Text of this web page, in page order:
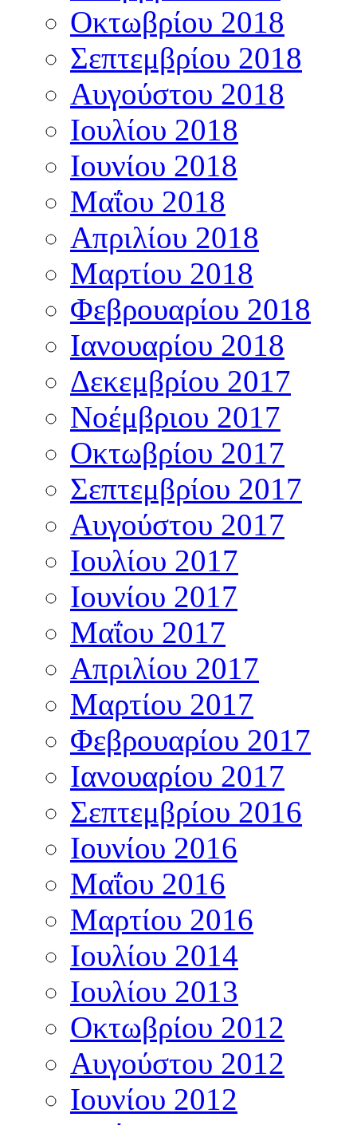
Οκτωβρίου 2018
Σεπτεμβρίου 2018
Αυγούστου 2018
Ιουλίου 2018
Ιουνίου 2018
Μαΐου 2018
Απριλίου 2018
Μαρτίου 2018
Φεβρουαρίου 2018
Ιανουαρίου 2018
Δεκεμβρίου 2017
Νοέμβριου 2017
Οκτωβρίου 2017
Σεπτεμβρίου 2017
Αυγούστου 2017
Ιουλίου 2017
Ιουνίου 2017
Μαΐου 2017
Απριλίου 2017
Μαρτίου 2017
Φεβρουαρίου 2017
Ιανουαρίου 2017
Σεπτεμβρίου 2016
Ιουνίου 2016
Μαΐου 2016
Μαρτίου 2016
Ιουλίου 2014
Ιουλίου 2013
Οκτωβρίου 2012
Αυγούστου 2012
Ιουνίου 2012